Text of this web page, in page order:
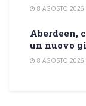
8 AGOSTO 2026
Aberdeen,
un nuovo
8 AGOSTO 2026